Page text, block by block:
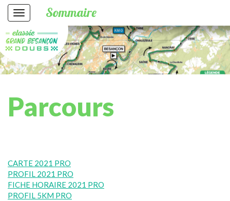
Sommaire
Parcours
CARTE 2021 PRO
PROFIL 2021 PRO
FICHE HORAIRE 2021 PRO
PROFIL 5KM PRO